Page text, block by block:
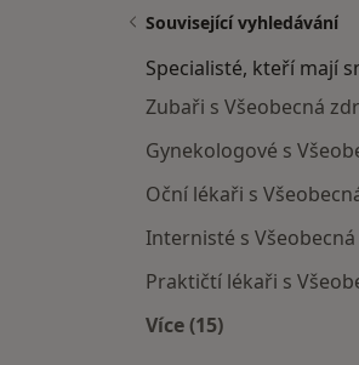
Související vyhledávání
Specialisté, kteří mají
Zubaři s Všeobecná
Gynekologové s
Oční lékaři s
Internisté s
Praktičtí lékaři s
Více (15)